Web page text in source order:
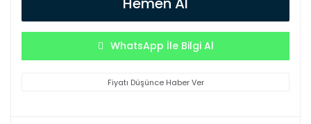
WhatsApp İle Bilgi Al
Fiyatı Düşünce Haber Ver